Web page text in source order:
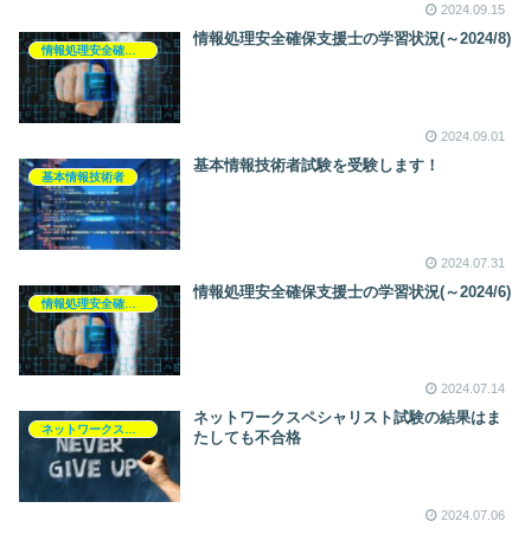
2024.09.15
情報処理安全確保支援士の学習状況(～2024/8)
2024.09.01
基本情報技術者
基本情報技術者試験を受験します！
2024.07.31
情報処理安全確保支援士の学習状況(～2024/6)
2024.07.14
ネットワークスペシャリスト
ネットワークスペシャリスト試験の結果はま
たしても不合格
2024.07.06